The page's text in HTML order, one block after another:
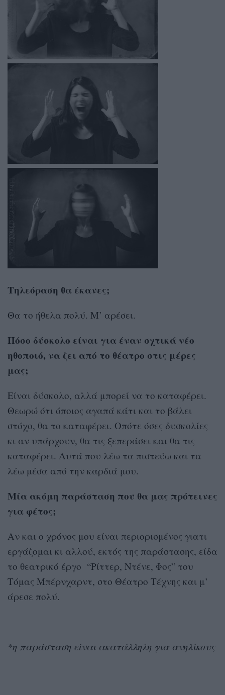
Τηλεόραση θα έκανες;
Θα το ήθελα πολύ. Μ’ αρέσει.
Πόσο δύσκολο είναι για έναν σχτικά νέο
ηθοποιό, να ζει από το θέατρο στις μέρες
μας;
Είναι δύσκολο, αλλά μπορεί να το καταφέρει.
Θεωρώ ότι όποιος αγαπά κάτι και το βάλει
στόχο, θα το καταφέρει. Οπότε όσες δυσκολίες
κι αν υπάρχουν, θα τις ξεπεράσει και θα τις
καταφέρει. Αυτά που λέω τα πιστεύω και τα
λέω μέσα από την καρδιά μου.
Μία ακόμη παράσταση που θα μας πρότεινες
για φέτος;
Αν και ο χρόνος μου είναι περιορισμένος γιατι
εργάζομαι κι αλλού, εκτός της παράστασης, είδα
το θεατρικό έργο “Ρίττερ, Ντένε, Φος” του
Τόμας Μπέρνχαρντ, στο Θέατρο Τέχνης και μ’
άρεσε πολύ.
*η παράσταση είναι ακατάλληλη για ανηλίκους